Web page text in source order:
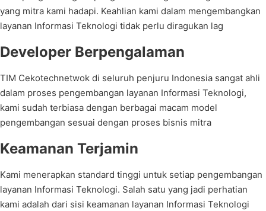
yang mitra kami hadapi. Keahlian kami dalam mengembangkan
layanan Informasi Teknologi tidak perlu diragukan lag
Developer Berpengalaman
TIM Cekotechnetwok di seluruh penjuru Indonesia sangat ahli
dalam proses pengembangan layanan Informasi Teknologi,
kami sudah terbiasa dengan berbagai macam model
pengembangan sesuai dengan proses bisnis mitra
Keamanan Terjamin
Kami menerapkan standard tinggi untuk setiap pengembangan
layanan Informasi Teknologi. Salah satu yang jadi perhatian
kami adalah dari sisi keamanan layanan Informasi Teknologi